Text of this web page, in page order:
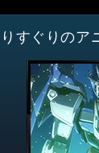
すぐりのア